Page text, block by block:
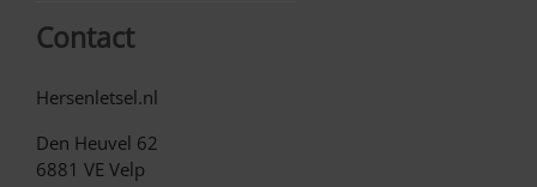
Contact
Hersenletsel.nl
Den Heuvel 62
6881 VE Velp